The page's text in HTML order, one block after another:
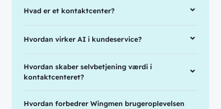
Hvad er et kontaktcenter?
Hvordan virker AI i kundeservice?
Hvordan skaber selvbetjening værdi i
kontaktcenteret?
Hvordan forbedrer Wingmen brugeroplevelsen